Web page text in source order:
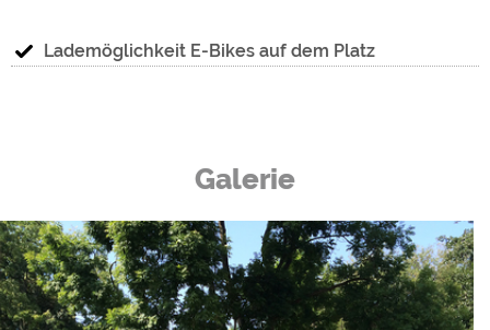
Lademöglichkeit E-Bikes auf dem Platz
Galerie